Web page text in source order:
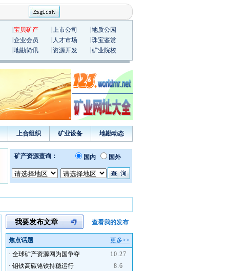
宝贝矿产 上市公司
地质公园
企业会员 人才市场
珠宝鉴赏
地勘简讯 资源开发 矿业院校
上合组织 矿业设备 地勘动态
我要发布文章 查看我的发布
焦点话题
更多>>
· 全球矿产资源网为国争夺
10.27
· 钼铁高碳铬铁持稳运行
8.6